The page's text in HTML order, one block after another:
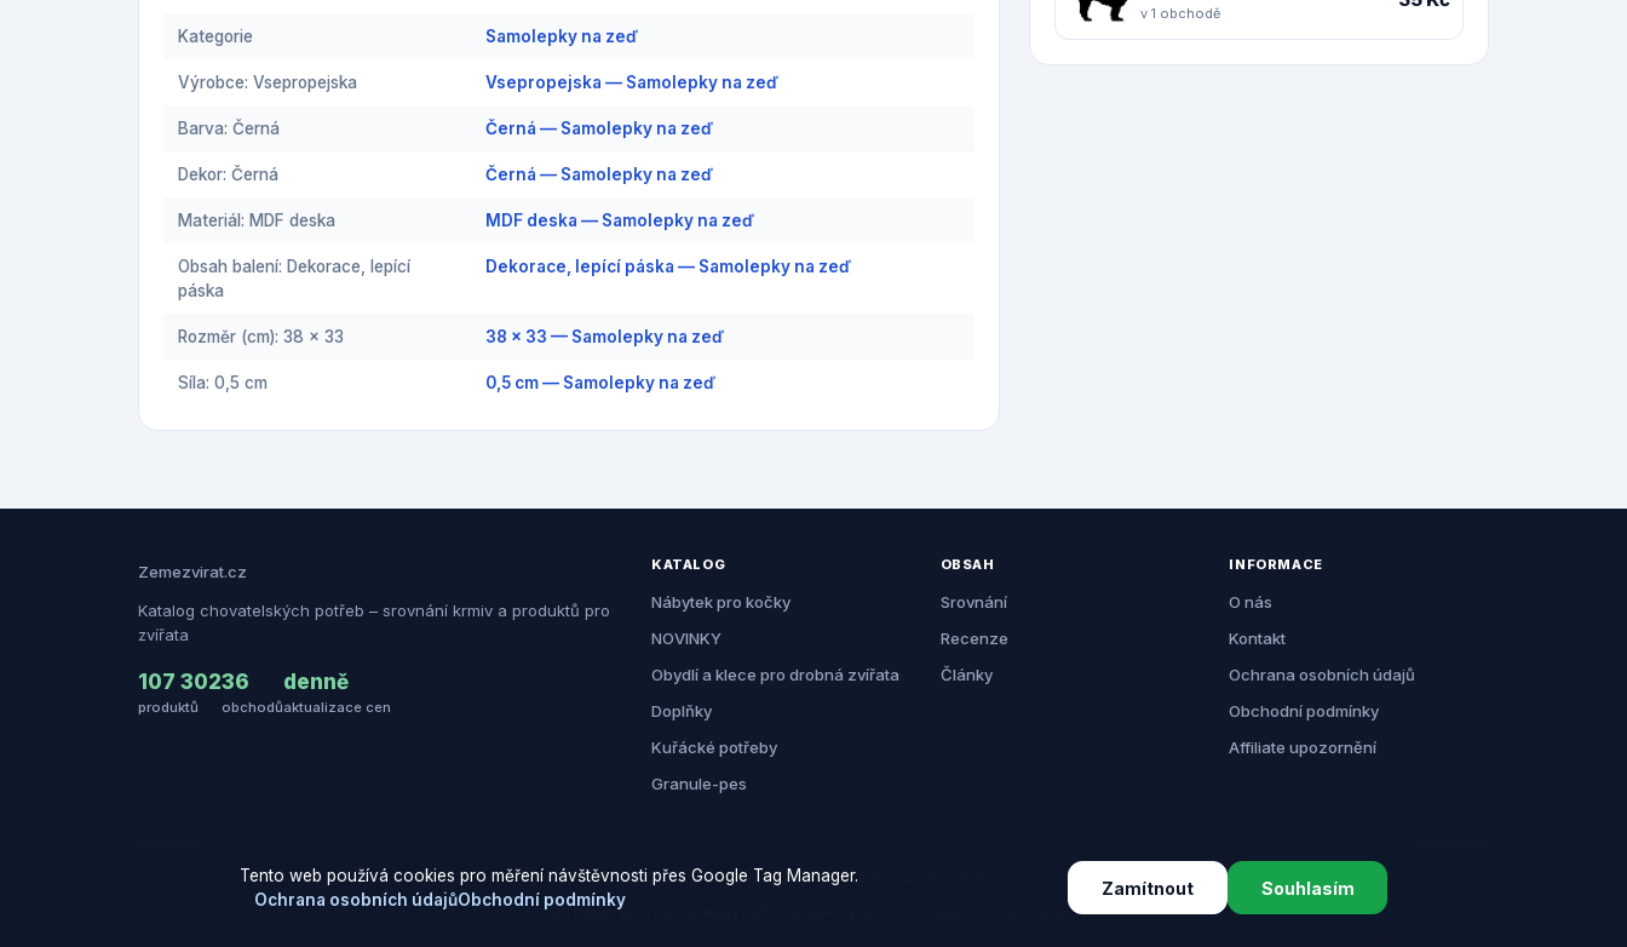
Kategorie Samolepky na zeď
Výrobce: Vsepropejska Vsepropejska — Samolepky na zeď
Barva: Černá Černá — Samolepky na zeď
Dekor: Černá Černá — Samolepky na zeď
Materiál: MDF deska MDF deska — Samolepky na zeď
Obsah balení: Dekorace, lepící
páska
Dekorace, lepící páska — Samolepky na zeď
Rozměr (cm): 38 x 33 38 x 33 — Samolepky na zeď
Síla: 0,5 cm 0,5 cm — Samolepky na zeď
Jorkšírský teriér
v 1 obchodě
Zemezvirat.cz
Katalog chovatelských potřeb – srovnání krmiv a produktů pro
zvířata
107 302
produktů
36
obchodů
denně
aktualizace cen
KATALOG
Nábytek pro kočky
NOVINKY
Obydlí a klece pro drobná zvířata
Doplňky
Kuřácké potřeby
Granule-pes
OBSAH
Srovnání
Recenze
Články
INFORMACE
O nás
Kontakt
Ochrana osobních údajů
Obchodní podmínky
Affiliate upozornění
© 2026 Zemezvirat.cz. Všechna práva vyhrazena.
Za nákup přes naše odkazy můžeme získat provizi. Cenu pro vás to neovlivní.
Tento web používá cookies pro měření návštěvnosti přes Google Tag Manager.
Ochrana osobních údajůObchodní podmínky
Zamítnout Souhlasím